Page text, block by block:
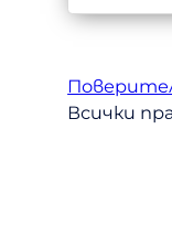
Всички